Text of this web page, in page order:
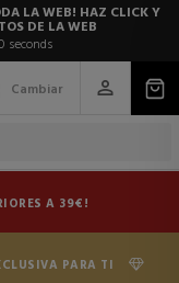
LA WEB! HAZ CLICK Y
DE LA WEB
seconds
Cambiar
A 39€!
PARA TI